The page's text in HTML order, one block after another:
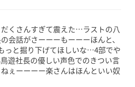
くさんすぎて震えた…ラストの八
会話がさーーーもーーーほんと、
っと掘り下げてほしいな…4部でや
遊社長の優しい声色でのきつい言
ぇーーーー楽さんはほんといい奴